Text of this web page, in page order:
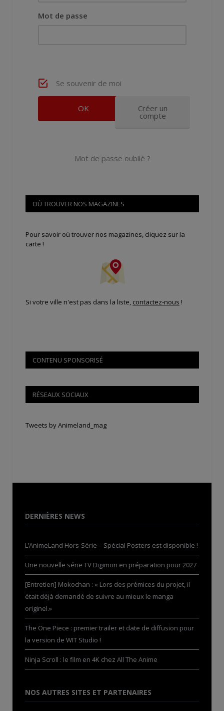
Mot de passe
Se souvenir de moi
Créer un
compte
Mot de passe oublié ?
OÙ TROUVER NOS MAGAZINES
Pour savoir où trouver nos magazines, cliquez sur la
carte !
Si votre ville n'est pas dans la liste, contactez-nous !
CONTENU SPONSORISÉ
RÉSEAUX SOCIAUX
Tweets by Animeland_mag
DERNIÈRES NEWS
L’AnimeLand Hors-Série – Spécial Posters est disponible !
Une nouvelle série TV Digimon en préparation pour 2027
[Entretien] Mokochan : « Lors des prémices du projet, il
était déjà demandé de suivre au mieux le manga
originel.»
The One Piece : premier trailer et date de diffusion pour
la version de WIT Studio !
Ninja Scroll : le film en 4K chez All The Anime
NOS AUTRES SITES ET PARTENAIRES